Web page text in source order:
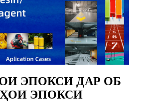
ЭПОКСИ ДАР ОБ
ЭПОКСИ